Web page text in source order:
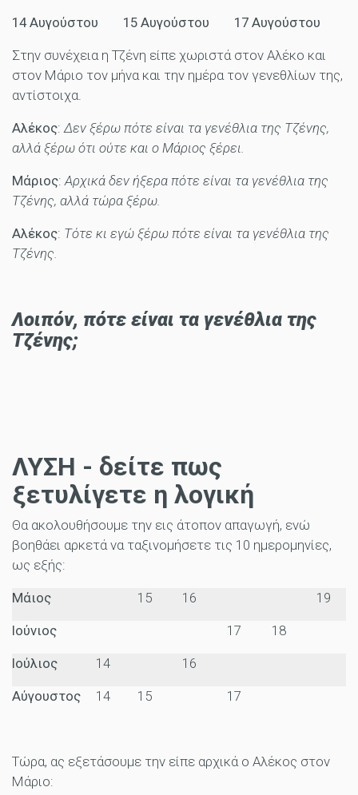
14 Αυγούστου 15 Αυγούστου 17 Αυγούστου
Στην συνέχεια η Τζένη είπε χωριστά στον Αλέκο και
στον Μάριο τον μήνα και την ημέρα τον γενεθλίων της,
αντίστοιχα.
Αλέκος:Δεν ξέρω πότε είναι τα γενέθλια της Τζένης,
αλλά ξέρω ότι ούτε και ο Μάριος ξέρει.
Μάριος:Αρχικά δεν ήξερα πότε είναι τα γενέθλια της
Τζένης, αλλά τώρα ξέρω.
Αλέκος: Τότε κι εγώ ξέρω πότε είναι τα γενέθλια της
Τζένης.
Λοιπόν, πότε είναι τα γενέθλια της
Τζένης;
ΛΥΣΗ - δείτε πως
ξετυλίγετε η λογική
Θα ακολουθήσουμε την εις άτοπον απαγωγή, ενώ
βοηθάει αρκετά να ταξινομήσετε τις 10 ημερομηνίες,
ως εξής:
Μάιος 15 16 19
Ιούνιος 17 18
Ιούλιος 14 16
Αύγουστος 14 15 17
Τώρα, ας εξετάσουμε την είπε αρχικά ο Αλέκος στον
Μάριο: